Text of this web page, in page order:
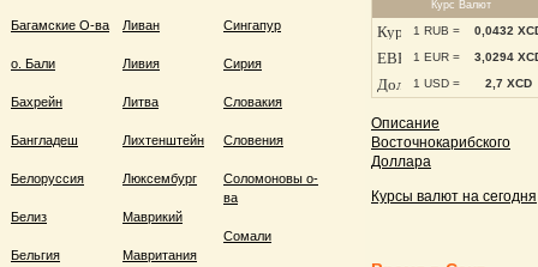
Багамские О-ва
о. Бали
Бахрейн
Бангладеш
Белоруссия
Белиз
Бельгия
Ливан
Ливия
Литва
Лихтенштейн
Люксембург
Маврикий
Мавритания
Сингапур
Сирия
Словакия
Словения
Соломоновы о-
ва
Сомали
Курс Валют
1 RUB =
0,0432
1 EUR =
3,0294
1 USD =
2,7 XCD
Описание
Восточнокарибского
Доллара
Курсы валют на сегодня